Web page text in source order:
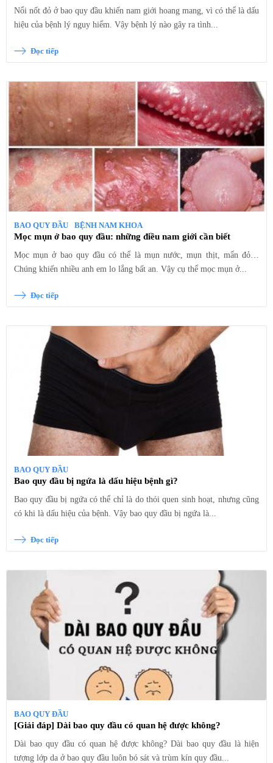
Nổi nốt đỏ ở bao quy đầu khiến nam giới hoang mang, vì có thể là dấu
hiệu của bệnh lý nguy hiểm. Vậy bệnh lý nào gây ra tình...
Đọc tiếp
BAO QUY ĐẦU BỆNH NAM KHOA
Mọc mụn ở bao quy đầu: những điều nam giới cần biết
Mọc mụn ở bao quy đầu có thể là mụn nước, mụn thịt, mẩn đỏ…
Chúng khiến nhiều anh em lo lắng bất an. Vậy cụ thể mọc mụn ở...
Đọc tiếp
BAO QUY ĐẦU
Bao quy đầu bị ngứa là dấu hiệu bệnh gì?
Bao quy đầu bị ngứa có thể chỉ là do thói quen sinh hoạt, nhưng cũng
có khi là dấu hiệu của bệnh. Vậy bao quy đầu bị ngứa là...
Đọc tiếp
BAO QUY ĐẦU
[Giải đáp] Dài bao quy đầu có quan hệ được không?
Dài bao quy đầu có quan hệ được không? Dài bao quy đầu là hiện
tượng lớp da ở bao quy đầu luôn bó sát và trùm kín quy đầu...